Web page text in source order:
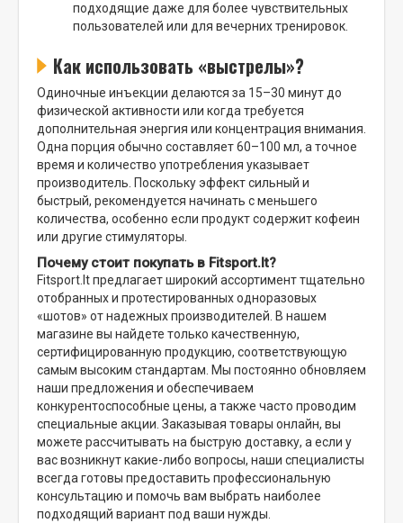
подходящие даже для более чувствительных
пользователей или для вечерних тренировок.
Как использовать «выстрелы»?
Одиночные инъекции делаются за 15–30 минут до
физической активности или когда требуется
дополнительная энергия или концентрация внимания.
Одна порция обычно составляет 60–100 мл, а точное
время и количество употребления указывает
производитель. Поскольку эффект сильный и
быстрый, рекомендуется начинать с меньшего
количества, особенно если продукт содержит кофеин
или другие стимуляторы.
Почему стоит покупать в Fitsport.lt?
Fitsport.lt предлагает широкий ассортимент тщательно
отобранных и протестированных одноразовых
«шотов» от надежных производителей. В нашем
магазине вы найдете только качественную,
сертифицированную продукцию, соответствующую
самым высоким стандартам. Мы постоянно обновляем
наши предложения и обеспечиваем
конкурентоспособные цены, а также часто проводим
специальные акции. Заказывая товары онлайн, вы
можете рассчитывать на быструю доставку, а если у
вас возникнут какие-либо вопросы, наши специалисты
всегда готовы предоставить профессиональную
консультацию и помочь вам выбрать наиболее
подходящий вариант под ваши нужды.